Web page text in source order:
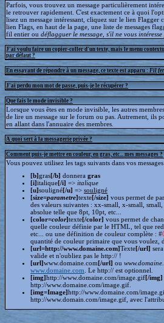
Parfois, vous trouvez un message particulièrement
le retrouver rapidement. C'est exactement ce à quoi
lisez un message intéressant, cliquez sur le lien Flagger
lien Flags, en haut de la page, une liste de messages
fil entier ou déflagguerle message, s'il ne vous intéresse
J'ai voulu faire un copier-coller d'un texte, mais le menu
par défaut ?
En essayant de répondre à un message, ce texte est apparu : Fil
J'ai perdu mon mot de passe, puis-je le récupérer ?
Que fais le mode invisible ?
Lorsque vous êtes en mode invisible, les autres
de lire un message sur le forum ou pas. Autrement, ils
en allant dans l'annuaire des membres.
A quoi sert à la messagerie privée ?
Comment puis-je mettre en couleur, en gras, etc... mes messages ?
Vous pouvez utilisez les tags suivants dans vos messages
[b]gras[/b] donnera gras
[i]italique[/i] => italique
[u]souligné[/u] => souligné
[size=parametre]texte[/size] vous permet de
des valeurs suivantes : xx-small, x-small,
absolue telle que 8pt, 10pt, etc...
[color=color]texte[/color] vous permet de
quelle couleur définie par le HTML, tel que
etc... ou une définition de couleur complète : #
quantité de couleur primaire que vous voulez,
[url=http://www.domaine.com]Texte[/url]
valide et n'oubliez pas le http:// !
[url]www.domaine.com[/url] ou
www.domaine.com . Le http:// est optionnel.
[img]http://www.domaine.com/image.gif[/img]
http://www.domaine.com/image.gif.
[img=Image]http://www.domaine.com/
http://www.domain.com/image.gif, avec